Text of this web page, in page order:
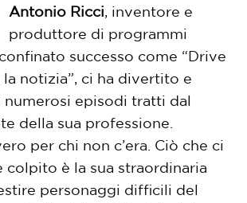
Antonio Ricci, inventore e
produttore di programmi
successo come “Drive
la notizia”, ci ha divertito e
episodi tratti dal
della sua professione.
per chi non c’era. Ciò che ci
colpito è la sua straordinaria
personaggi difficili del